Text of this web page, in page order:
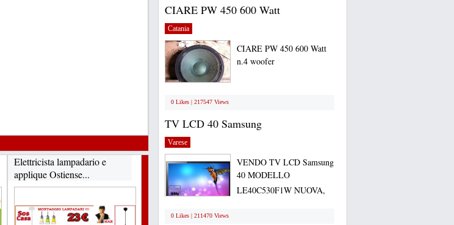
Elettricista lampadario e
applique Ostiense...
CIARE PW 450 600 Watt
Catania
CIARE PW 450 600 Watt
n.4 woofer
0 Likes | 217547 Views
TV LCD 40 Samsung
Varese
VENDO TV LCD Samsung
40 MODELLO
LE40C530F1W NUOVA,
0 Likes | 211470 Views